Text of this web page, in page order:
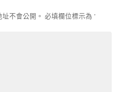
不會公開。 必填欄位標示為 *